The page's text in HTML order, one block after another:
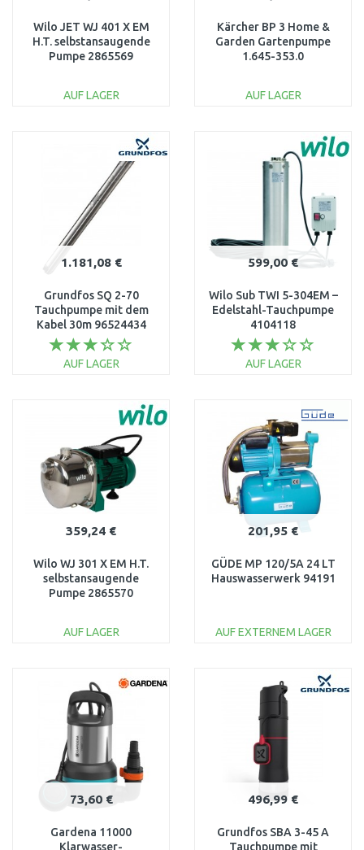
Wilo JET WJ 401 X EM
H.T. selbstansaugende
Pumpe 2865569
AUF LAGER
Vergleichen
Kärcher BP 3 Home &
Garden Gartenpumpe
1.645-353.0
AUF LAGER
Vergleichen
1.181,08 €
Grundfos SQ 2-70
Tauchpumpe mit dem
Kabel 30m 96524434
AUF LAGER
599,00 €
Wilo Sub TWI 5-304EM –
Edelstahl-Tauchpumpe
4104118
AUF LAGER
Vergleichen
359,24 €
Wilo WJ 301 X EM H.T.
selbstansaugende
Pumpe 2865570
AUF LAGER
Vergleichen
201,95 €
GÜDE MP 120/5A 24 LT
Hauswasserwerk 94191
AUF EXTERNEM LAGER
Vergleichen
73,60 €
Gardena 11000
Klarwasser-
496,99 €
Grundfos SBA 3-45 A
Tauchpumpe mit